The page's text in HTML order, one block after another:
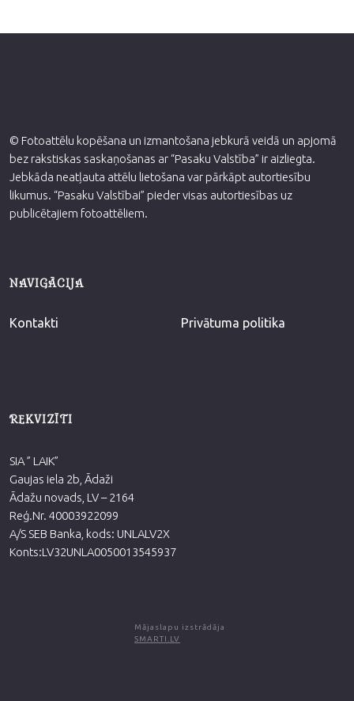
© Fotoattēlu kopēšana un izmantošana jebkurā veidā un apjomā
bez rakstiskas saskaņošanas ar “Pasaku Valstība” ir aizliegta.
Jebkāda neatļauta attēlu lietošana var pārkāpt autortiesību
likumus. “Pasaku Valstībai” pieder visas autortiesības uz
publicētajiem fotoattēliem.
NAVIGĀCIJA
Kontakti Privātuma politika
REKVIZĪTI
SIA ” LAIK”
Gaujas iela 2b, Ādaži
Ādažu novads, LV – 2164
Reģ.Nr. 40003922099
A/S SEB Banka, kods: UNLALV2X
Konts:LV32UNLA0050013545937
Mājaslapu izstrādāja
SMARTI.LV